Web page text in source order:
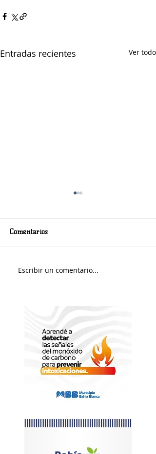
Entradas recientes Ver todo
Viernes nuboso
Comentarios
Escribir un comentario...